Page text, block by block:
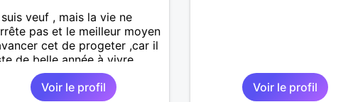
veuf , mais la vie ne
pas et le meilleur moyen
cet de progeter ,car il
de belle année à vivre.
Voir le profil
Voir le profil